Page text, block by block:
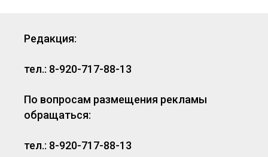
Редакция:
тел.: 8-920-717-88-13
По вопросам размещения рекламы
обращаться:
тел.: 8-920-717-88-13